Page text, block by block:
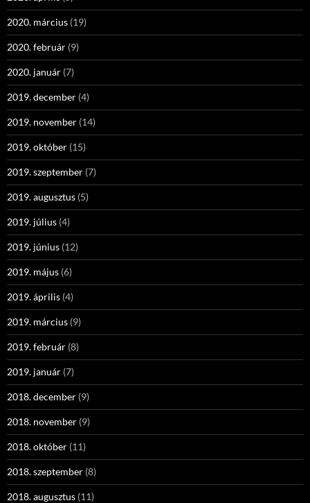
2020. március (19)
2020. február (9)
2020. január (7)
2019. december (4)
2019. november (14)
2019. október (15)
2019. szeptember (7)
2019. augusztus (5)
2019. július (4)
2019. június (12)
2019. május (6)
2019. április (4)
2019. március (9)
2019. február (8)
2019. január (7)
2018. december (9)
2018. november (9)
2018. október (11)
2018. szeptember (8)
2018. augusztus (11)